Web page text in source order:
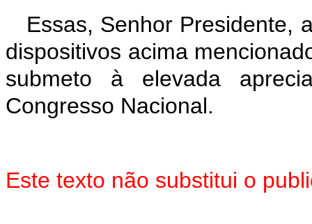
Essas, Senhor Presidente,
dispositivos acima
submeto à elevada
Congresso Nacional.
Este texto não substitui o